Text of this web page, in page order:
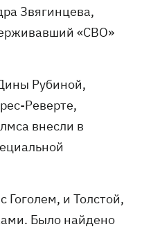
Звягинцева,
«СВО»
Рубиной,
Реверте,
внесли в
Гоголем, и Толстой,
Было найдено